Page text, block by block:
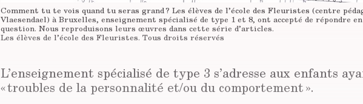
Comment tu te vois quand tu seras grand ? Les élèves de l’école des Fleuristes (centre
Vlaesendael) à Bruxelles, enseignement spécialisé de type 1 et 8, ont accepté de répondre
question. Nous reproduisons leurs œuvres dans cette série d’articles.
Les élèves de l’école des Fleuristes. Tous droits réservés
L’enseignement spécialisé de type 3 s’adresse aux enfants
« troubles de la personnalité et/ou du comportement ».